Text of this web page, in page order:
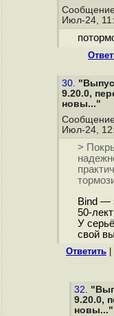
Июл-24,
30.
9.20.0,
новы..."
Июл-24,
>
Bind —
50-
У
свой
Ответить
32.
9.20.0,
новы..."